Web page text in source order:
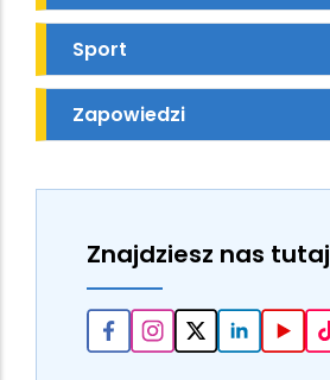
Sport
Zapowiedzi
Znajdziesz nas tutaj